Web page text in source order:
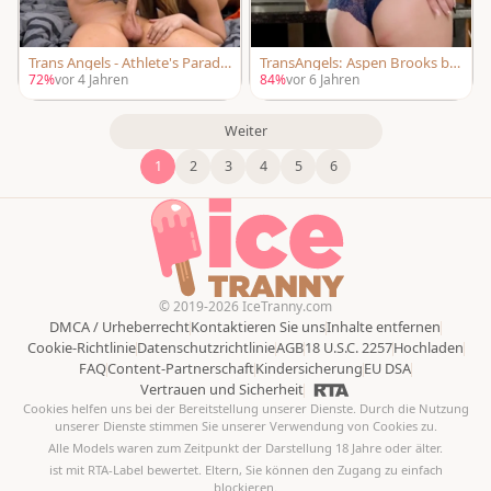
Trans Angels - Athlete's Paradis
e zeigt natürliche Brüste
72%vor 4 Jahren
TransAngels: Aspen Brooks bei
m Masturbieren
84%vor 6 Jahren
1 2 3 4 5 6
Weiter
© 2019-2026 IceTranny.com
DMCA / UrheberrechtKontaktieren Sie unsInhalte entfernen
Cookie-RichtlinieDatenschutzrichtlinieAGB18 U.S.C. 2257Hochladen
FAQContent-PartnerschaftKindersicherungEU DSA
Vertrauen und Sicherheit
Cookies helfen uns bei der Bereitstellung unserer Dienste. Durch die Nutzung
unserer Dienste stimmen Sie unserer Verwendung von Cookies zu.
Alle Models waren zum Zeitpunkt der Darstellung 18 Jahre oder älter.
ist mit RTA-Label bewertet. Eltern, Sie können den Zugang zu einfach
blockieren.